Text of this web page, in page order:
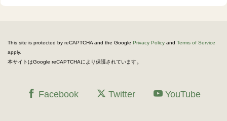
This site is protected by reCAPTCHA and the Google Privacy Policy and Terms of Service
apply.
本サイトはGoogle reCAPTCHAにより保護されています。
Facebook Twitter YouTube